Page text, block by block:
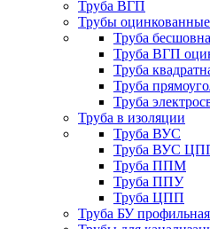
Труба ВГП
Трубы оцинкованные
Труба
Труба ВГП
Труба
Труба
Труба
Труба в изоляции
Труба ВУС
Труба ВУС
Труба ППМ
Труба ППУ
Труба ЦПП
Труба БУ профильная